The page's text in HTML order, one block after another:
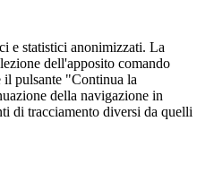
e statistici anonimizzati. La
dell'apposito comando
pulsante "Continua la
della navigazione in
di tracciamento diversi da quelli